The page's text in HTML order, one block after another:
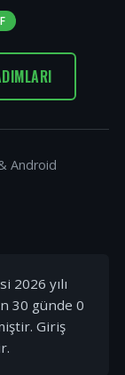
Android
2026 yılı
30 günde 0
Giriş